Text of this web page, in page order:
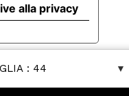
: 44
alla privacy